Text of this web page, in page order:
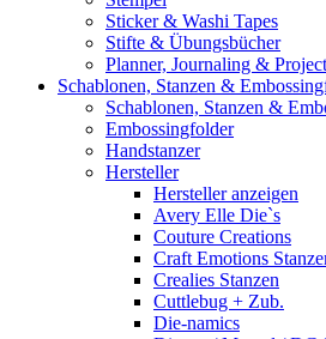
Sticker & Washi Tapes
Stifte & Übungsbücher
Planner, Journaling &
Schablonen, Stanzen &
Schablonen, Stanzen &
Embossingfolder
Handstanzer
Hersteller
Hersteller anzeigen
Avery Elle Die`s
Couture Creations
Craft Emotions
Crealies Stanzen
Cuttlebug + Zub.
Die-namics